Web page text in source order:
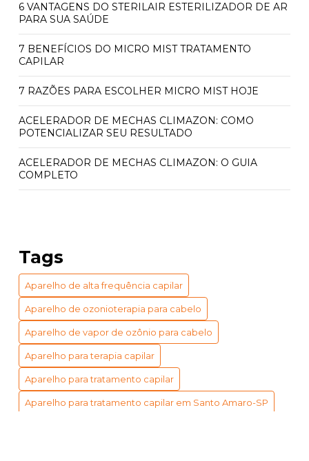
6 VANTAGENS DO STERILAIR ESTERILIZADOR DE AR
PARA SUA SAÚDE
7 BENEFÍCIOS DO MICRO MIST TRATAMENTO
CAPILAR
7 RAZÕES PARA ESCOLHER MICRO MIST HOJE
ACELERADOR DE MECHAS CLIMAZON: COMO
POTENCIALIZAR SEU RESULTADO
ACELERADOR DE MECHAS CLIMAZON: O GUIA
COMPLETO
ACESSÍVEL
APARELHO DE VAPOR DE OZÔNIO PARA CABELO:
BENEFÍCIOS E USOS ESSENCIAIS
APARELHO DE VAPOR DE OZÔNIO PARA CABELO:
GUIA COMPLETO DE BENEFÍCIOS
APARELHO ESTERILIZADOR DE AR: 5 VANTAGENS
IMPERDÍVEIS
APARELHO ESTERILIZADOR DE AR: BENEFÍCIOS E
Tags
Aparelho de alta frequência capilar
Aparelho de ozonioterapia para cabelo
Aparelho de vapor de ozônio para cabelo
Aparelho para terapia capilar
Aparelho para tratamento capilar
Aparelho para tratamento capilar em Santo Amaro-SP